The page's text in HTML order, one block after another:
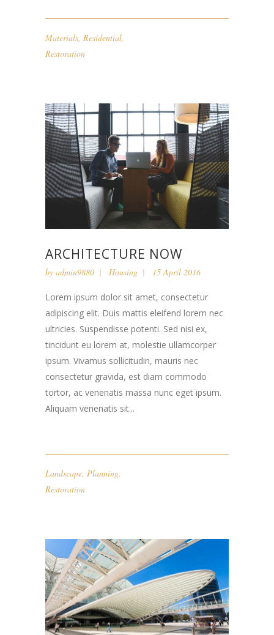
Materials, Residential,
Restoration
ARCHITECTURE NOW
by admin9880 Housing 15 April 2016
Lorem ipsum dolor sit amet, consectetur
adipiscing elit. Duis mattis eleifend lorem nec
ultricies. Suspendisse potenti. Sed nisi ex,
tincidunt eu lorem at, molestie ullamcorper
ipsum. Vivamus sollicitudin, mauris nec
consectetur gravida, est diam commodo
tortor, ac venenatis massa nunc eget ipsum.
Aliquam venenatis sit...
Landscape, Planning,
Restoration